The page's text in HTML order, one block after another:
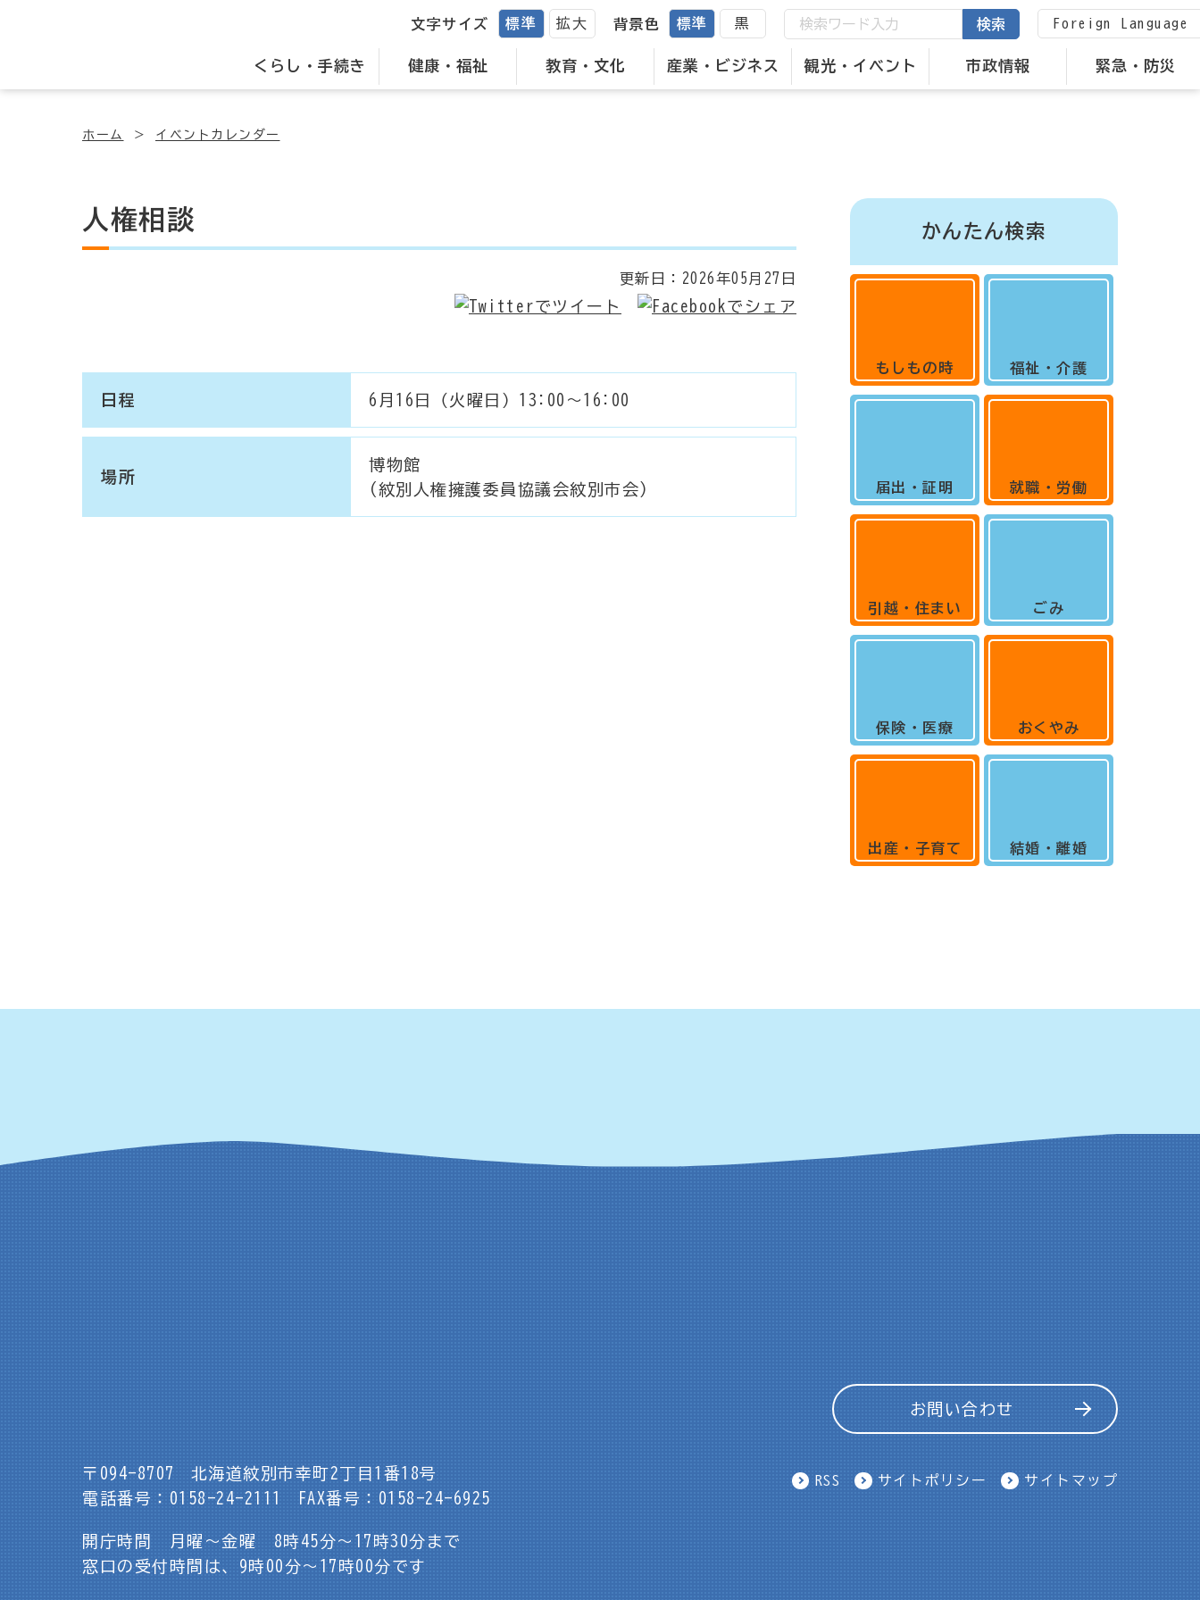
くらし・手続き 健康・福祉 教育・文化 産業・ビジネス 観光・イベント 市政情報 緊急・防災
文字サイズ 標準 拡大 背景色 標準 黒 検索 Foreign Language
ホーム イベントカレンダー
人権相談
更新日： 2026年05月27日
日程 6月16日（火曜日）13:00～16:00
場所
博物館
(紋別人権擁護委員協議会紋別市会)
かんたん検索
もしもの時
届出・証明
引越・住まい
保険・医療
出産・子育て
福祉・介護
就職・労働
ごみ
おくやみ
結婚・離婚
〒094-8707
北海道紋別市幸町2丁目1番18号
電話番号：0158-24-2111
FAX番号：0158-24-6925
開庁時間 月曜～金曜 8時45分～17時30分まで
窓口の受付時間は、9時00分～17時00分です
お問い合わせ
RSS サイトポリシー サイトマップ